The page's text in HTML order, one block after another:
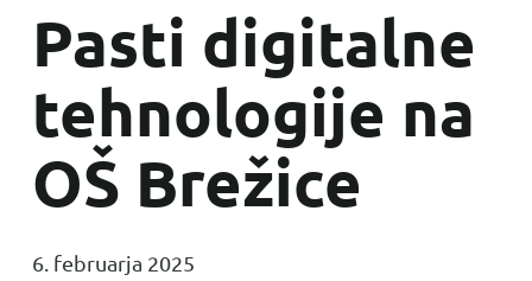
Pasti digitalne
tehnologije na
OŠ Brežice
6. februarja 2025